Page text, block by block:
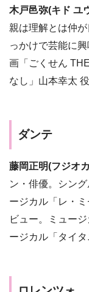
木戸邑弥(キド ユ
親は理解とは仲
っかけで芸能に
画「ごくせん
なし」山本幸太 役
ダンテ
藤岡正明(フジオ
ン・俳優。シン
ージカル「レ・
ビュー。ミュー
ージカル「タイタ